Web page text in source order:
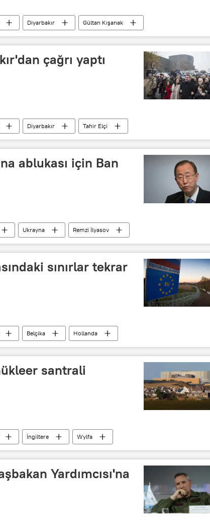
Diyarbakır Gültan Kışanak
çağrı yaptı
Diyarbakır
Tahir Elçi
Rakel Dink
ablukası için Ban
Ukrayna
Remzi İlyasov
Rusya
sınırlar tekrar
Belçika Hollanda
santrali
İngiltere Wylfa
Yardımcısı'na